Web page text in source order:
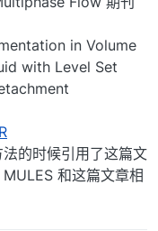
in Volume
with Level Set
的时候引用了这篇文
和这篇文章相